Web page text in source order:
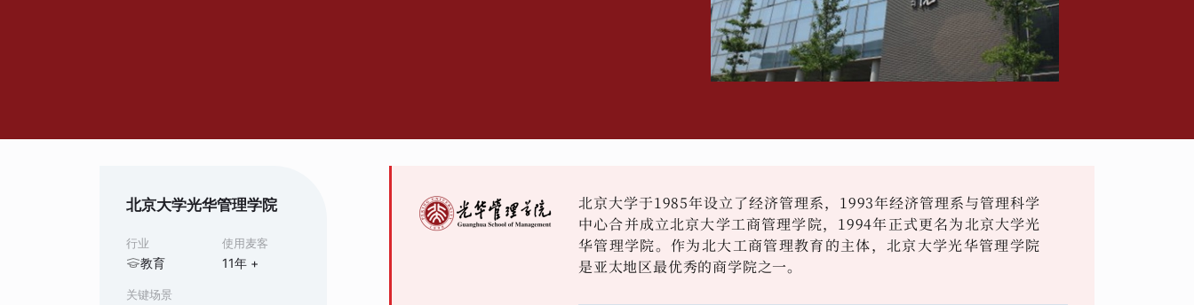
北京大学光华管理学院
行业
教育
使用麦客
11年 +
关键场景
北京大学于1985年设立了经济管理系，1993年经济管理系与管理科学
中心合并成立北京大学工商管理学院，1994年正式更名为北京大学光
华管理学院。作为北大工商管理教育的主体，北京大学光华管理学院
是亚太地区最优秀的商学院之一。